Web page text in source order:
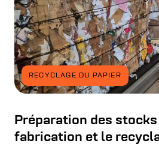
RECYCLAGE DU PAPIER
Préparation des
fabrication et le